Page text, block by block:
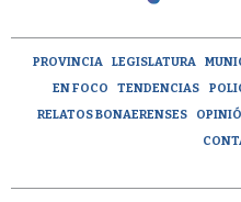
PROVINCIA LEGISLATURA
EN FOCO
TENDENCIAS
RELATOS BONAERENSES